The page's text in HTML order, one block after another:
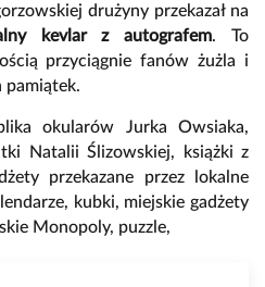
drużyny przekazał na
kevlar z autografem. To
przyciągnie fanów żużla i
okularów Jurka Owsiaka,
Natalii Ślizowskiej, książki z
przekazane przez lokalne
kubki, miejskie gadżety
Monopoly, puzzle,